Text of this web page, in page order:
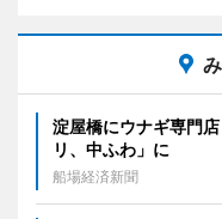
淀屋橋にウナギ専門
リ、中ふわ」に
船場経済新聞